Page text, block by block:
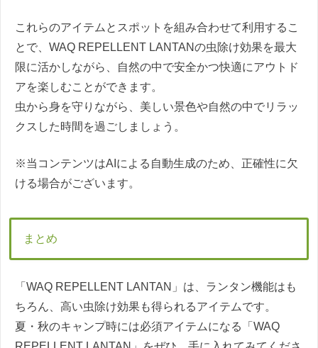
これらのアイテムとスポットを組み合わせて利用するこ
とで、WAQ REPELLENT LANTANの虫除け効果を最大
限に活かしながら、自然の中で安全かつ快適にアウトド
アを楽しむことができます。
虫から身を守りながら、美しい景色や自然の中でリラッ
クスした時間を過ごしましょう。
※当コンテンツはAIによる自動生成のため、正確性に欠
ける場合がございます。
まとめ
「WAQ REPELLENT LANTAN」は、ランタン機能はも
ちろん、高い虫除け効果も得られるアイテムです。
夏・秋のキャンプ時には必須アイテムになる「WAQ